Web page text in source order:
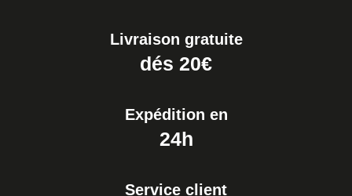
Extracteur de Bracelet de
Montre Facile
Livraison gratuite
dés 20€
Expédition en
24h
Service client